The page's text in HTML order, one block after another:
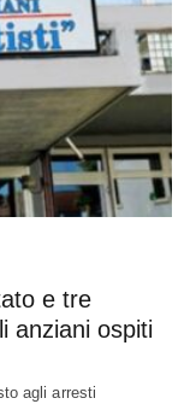
e tre
anziani ospiti
agli arresti